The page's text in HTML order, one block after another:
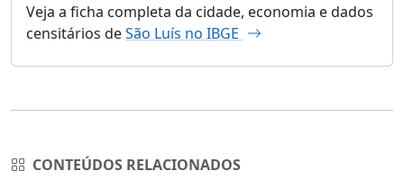
Veja a ficha completa da cidade, economia e dados
censitários deSão Luís no IBGE
CONTEÚDOS RELACIONADOS